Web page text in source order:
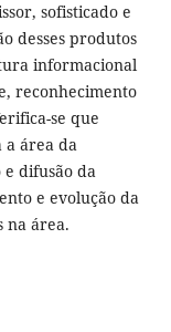
sofisticado e
desses produtos
informacional
reconhecimento
se que
a área da
difusão da
e evolução da
na área.